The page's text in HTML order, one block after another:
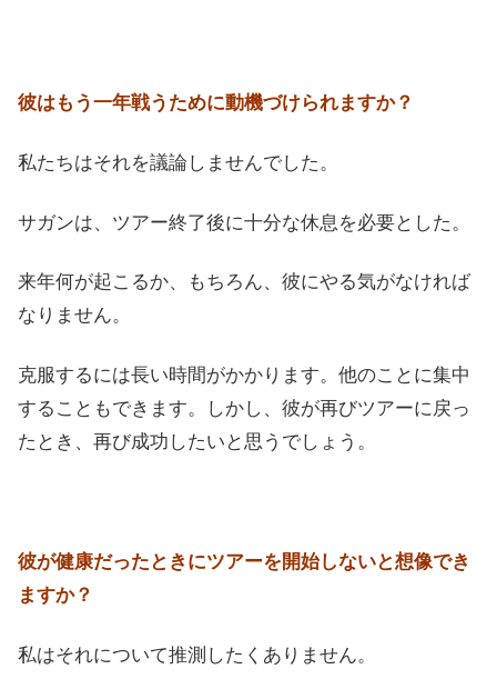
彼はもう一年戦うために動機づけられますか？
私たちはそれを議論しませんでした。
サガンは、ツアー終了後に十分な休息を必要とした。
来年何が起こるか、もちろん、彼にやる気がなければ
なりません。
克服するには長い時間がかかります。他のことに集中
することもできます。しかし、彼が再びツアーに戻っ
たとき、再び成功したいと思うでしょう。
彼が健康だったときにツアーを開始しないと想像でき
ますか？
私はそれについて推測したくありません。